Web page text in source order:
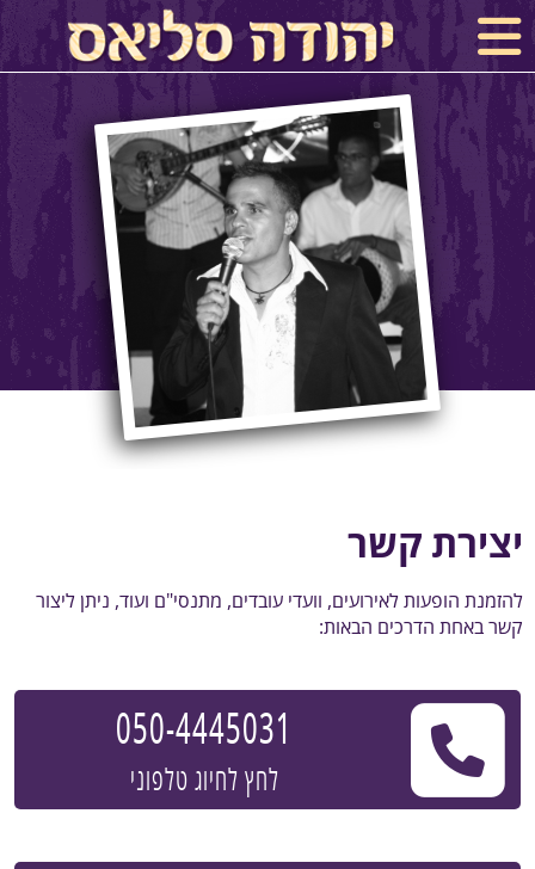
יצירת קשר
להזמנת הופעות לאירועים, וועדי עובדים, מתנסי"ם ועוד, ניתן ליצור
קשר באחת הדרכים הבאות:
050-4445031
לחץ לחיוג טלפוני